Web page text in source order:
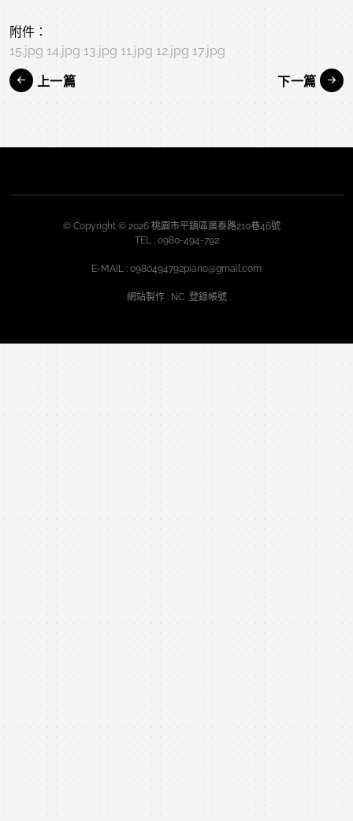
附件：
15.jpg 14.jpg 13.jpg 11.jpg 12.jpg 17.jpg
上一篇 下一篇
© Copyright © 2026 桃園市平鎮區廣泰路210巷46號
TEL : 0980-494-792
E-MAIL : 0980494792piano@gmail.com
網站製作: NC 登錄帳號